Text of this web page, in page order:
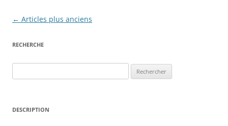
Navigation
articles
← Articles plus anciens
RECHERCHE
DESCRIPTION